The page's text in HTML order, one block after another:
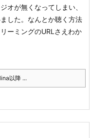
オが無くなってしまい、
した。 なんとか聴く方法
ーミングのURLさえわか
以降 ...